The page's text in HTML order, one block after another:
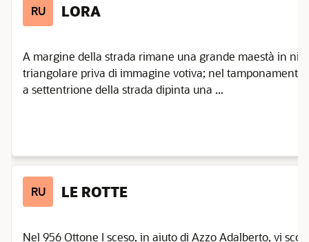
RU LORA
A margine della strada rimane una grande maestà in
triangolare priva di immagine votiva; nel
a settentrione della strada dipinta una ...
RU LE ROTTE
Nel 956 Ottone I sceso, in aiuto di Azzo Adalberto, vi